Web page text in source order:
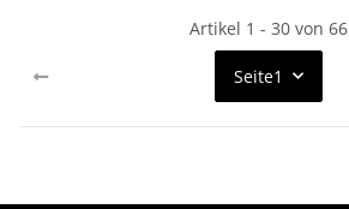
Artikel 1 - 30 von 66
Seite1